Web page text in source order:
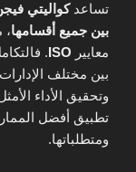
تساعدكواليتي
بين جميع أقسامها،
معايير ISO
.
بين مختلف الإدارات
وتحقيق الأداء
تطبيق أفضل
ومتطلباتها.